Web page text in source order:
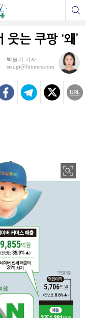
는 쿠팡 ‘왜’
박슬기 기자
seulgi@fntimes.com